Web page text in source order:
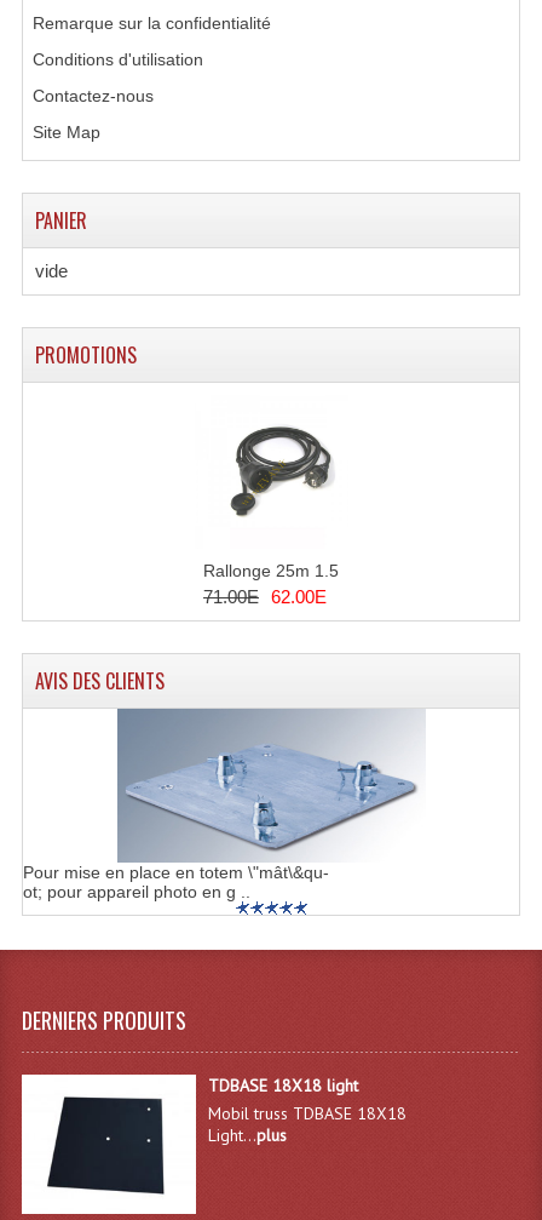
Amplificateurs Multi-Canaux
Egaliseur Egaliseurs
Retours De Scène
Caisson De Basse Amplifié
Caissons De Basses
Enceintes Autonomes Portables Amplifiées
Enceintes Hifi
Enceintes Monitoring
Filtres Actifs, Correcteurs
Haut-Parleurs Moteurs Tweeters Filtres
Moteurs Pavillons Pour Enceinte
Lecteurs Audio & Sources
Remarque sur la confidentialité
Conditions d'utilisation
Contactez-nous
Site Map
PANIER
vide
PROMOTIONS
Rallonge 25m 1.5
71.00E 62.00E
AVIS DES CLIENTS
Pour mise en place en totem \"mât\&qu-
ot; pour appareil photo en g ..
DERNIERS PRODUITS
TDBASE 18X18 light
Mobil truss TDBASE 18X18
Light...plus